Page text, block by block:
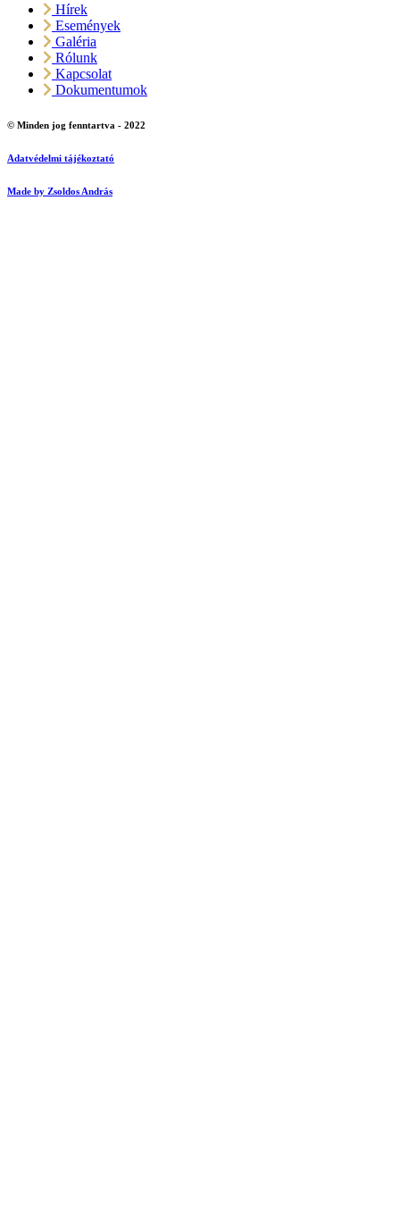
Hírek
Események
Galéria
Rólunk
Kapcsolat
Dokumentumok
© Minden jog fenntartva - 2022
Adatvédelmi tájékoztató
Made by Zsoldos András